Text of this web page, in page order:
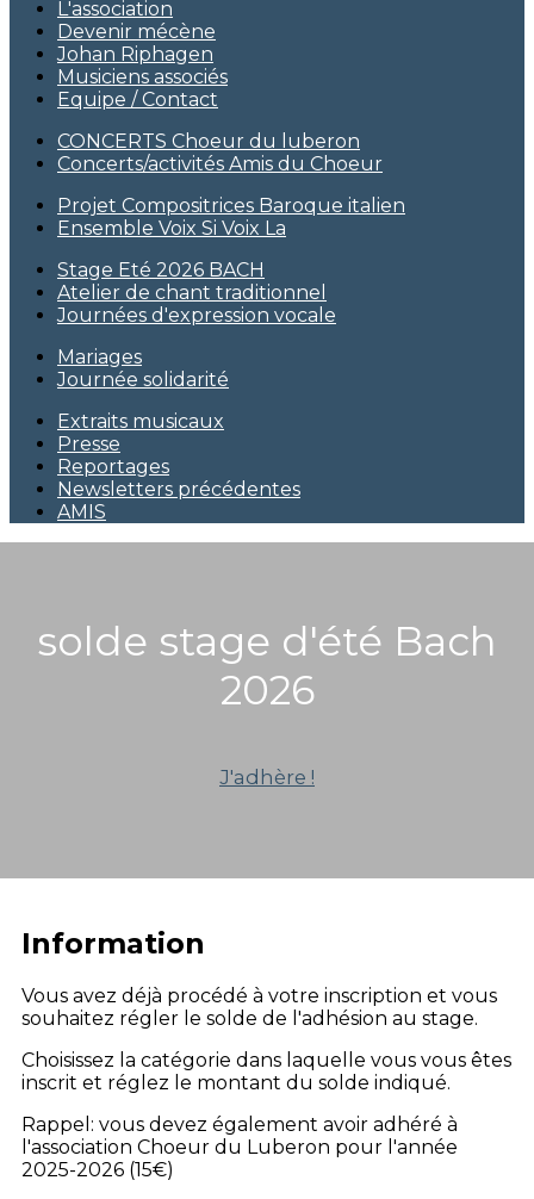
L'association
Devenir mécène
Johan Riphagen
Musiciens associés
Equipe / Contact
CONCERTS Choeur du luberon
Concerts/activités Amis du Choeur
Projet Compositrices Baroque italien
Ensemble Voix Si Voix La
Stage Eté 2026 BACH
Atelier de chant traditionnel
Journées d'expression vocale
Mariages
Journée solidarité
Extraits musicaux
Presse
Reportages
Newsletters précédentes
AMIS
solde stage d'été Bach
2026
J'adhère !
Information
Vous avez déjà procédé à votre inscription et vous
souhaitez régler le solde de l'adhésion au stage.
Choisissez la catégorie dans laquelle vous vous êtes
inscrit et réglez le montant du solde indiqué.
Rappel: vous devez également avoir adhéré à
l'association Choeur du Luberon pour l'année
2025-2026 (15€)